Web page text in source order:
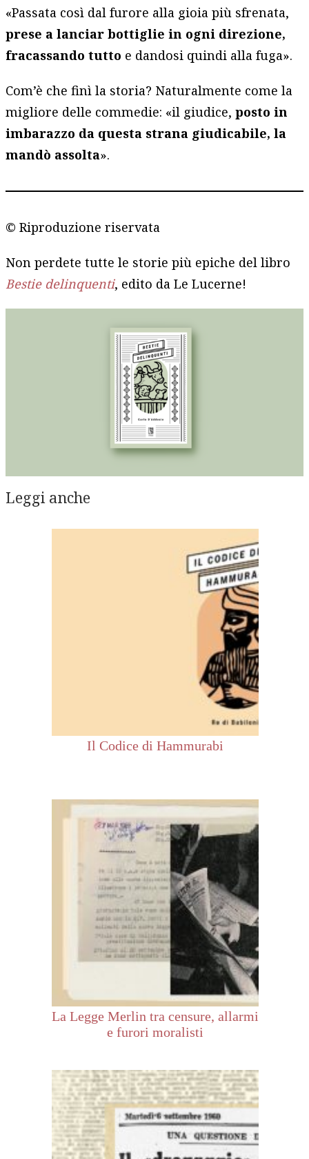
«Passata così dal furore alla gioia più sfrenata,
prese a lanciar bottiglie in ogni direzione,
fracassando tutto e dandosi quindi alla fuga».
Com’è che finì la storia? Naturalmente come la
migliore delle commedie: «il giudice,posto in
imbarazzo da questa strana giudicabile, la
mandò assolta».
© Riproduzione riservata
Non perdete tutte le storie più epiche del libro
Bestie delinquenti, edito da Le Lucerne!
Leggi anche
Il Codice di Hammurabi
La Legge Merlin tra censure, allarmi
e furori moralisti